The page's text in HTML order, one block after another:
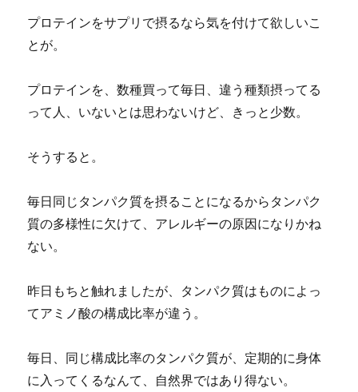
プロテインをサプリで摂るなら気を付けて欲しいこ
とが。
プロテインを、数種買って毎日、違う種類摂ってる
って人、いないとは思わないけど、きっと少数。
そうすると。
毎日同じタンパク質を摂ることになるからタンパク
質の多様性に欠けて、アレルギーの原因になりかね
ない。
昨日もちと触れましたが、タンパク質はものによっ
てアミノ酸の構成比率が違う。
毎日、同じ構成比率のタンパク質が、定期的に身体
に入ってくるなんて、自然界ではあり得ない。